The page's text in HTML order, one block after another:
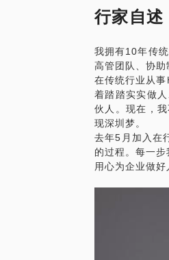
如何建立与
如何将薪酬
行家自述
我拥有10年传
高管团队、协助
在传统行业从
着踏踏实实做
伙人。现在，
现深圳梦。
去年5月加入在
的过程。每一步
用心为企业做好